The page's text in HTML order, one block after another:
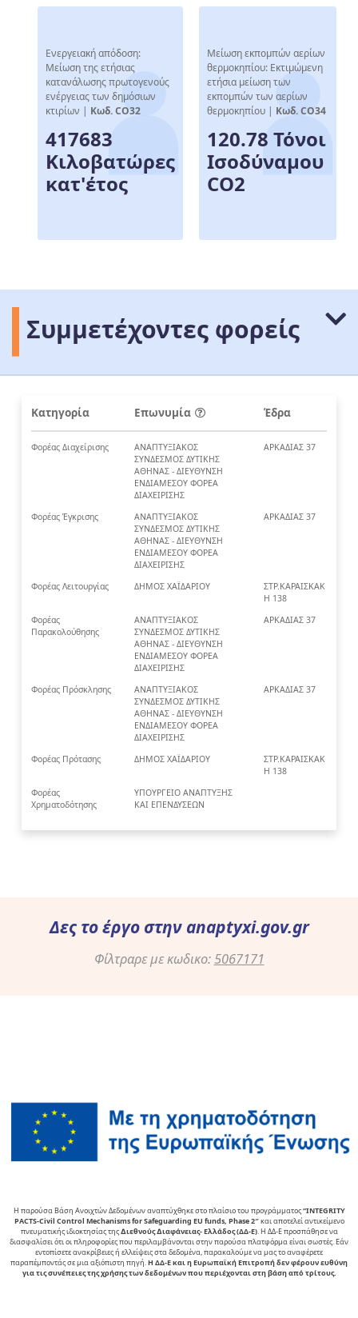
Ενεργειακή απόδοση:
Μείωση της ετήσιας
κατανάλωσης πρωτογενούς
ενέργειας των δημόσιων
κτιρίων | Κωδ. CO32
417683
Κιλοβατώρες
κατ'έτος
Μείωση εκπομπών αερίων
θερμοκηπίου: Εκτιμώμενη
ετήσια μείωση των
εκπομπών των αερίων
θερμοκηπίου | Κωδ. CO34
120.78 Τόνοι
Ισοδύναμου
CO2
Συμμετέχοντες φορείς
Κατηγορία Επωνυμία Έδρα
Φορέας Διαχείρισης
ΑΝΑΠΤΥΞΙΑΚΟΣ
ΣΥΝΔΕΣΜΟΣ ΔΥΤΙΚΗΣ
ΑΘΗΝΑΣ - ΔΙΕΥΘΥΝΣΗ
ΕΝΔΙΑΜΕΣΟΥ ΦΟΡΕΑ
ΔΙΑΧΕΙΡΙΣΗΣ
ΑΡΚΑΔΙΑΣ 37
Φορέας Έγκρισης
ΑΝΑΠΤΥΞΙΑΚΟΣ
ΣΥΝΔΕΣΜΟΣ ΔΥΤΙΚΗΣ
ΑΘΗΝΑΣ - ΔΙΕΥΘΥΝΣΗ
ΕΝΔΙΑΜΕΣΟΥ ΦΟΡΕΑ
ΔΙΑΧΕΙΡΙΣΗΣ
ΑΡΚΑΔΙΑΣ 37
Φορέας Λειτουργίας ΔΗΜΟΣ ΧΑΪΔΑΡΙΟΥ
ΣΤΡ.ΚΑΡΑΙΣΚΑΚ
Η 138
Φορέας
Παρακολούθησης
ΑΝΑΠΤΥΞΙΑΚΟΣ
ΣΥΝΔΕΣΜΟΣ ΔΥΤΙΚΗΣ
ΑΘΗΝΑΣ - ΔΙΕΥΘΥΝΣΗ
ΕΝΔΙΑΜΕΣΟΥ ΦΟΡΕΑ
ΔΙΑΧΕΙΡΙΣΗΣ
ΑΡΚΑΔΙΑΣ 37
Φορέας Πρόσκλησης
ΑΝΑΠΤΥΞΙΑΚΟΣ
ΣΥΝΔΕΣΜΟΣ ΔΥΤΙΚΗΣ
ΑΘΗΝΑΣ - ΔΙΕΥΘΥΝΣΗ
ΕΝΔΙΑΜΕΣΟΥ ΦΟΡΕΑ
ΔΙΑΧΕΙΡΙΣΗΣ
ΑΡΚΑΔΙΑΣ 37
Φορέας Πρότασης ΔΗΜΟΣ ΧΑΪΔΑΡΙΟΥ
ΣΤΡ.ΚΑΡΑΙΣΚΑΚ
Η 138
Φορέας
Χρηματοδότησης
ΥΠΟΥΡΓΕΙΟ ΑΝΑΠΤΥΞΗΣ
ΚΑΙ ΕΠΕΝΔΥΣΕΩΝ
Δες το έργο στην anaptyxi.gov.gr
Φίλτραρε με κωδικο:5067171
Η παρούσα Βάση Ανοιχτών Δεδομένων αναπτύχθηκε στο πλαίσιο του προγράμματος“INTEGRITY
PACTS-Civil Control Mechanisms for Safeguarding EU funds, Phase 2″και αποτελεί αντικείµενο
πνευµατικής ιδιοκτησίας της∆ιεθνούς ∆ιαφάνειας- Ελλάδος (ΔΔ-Ε). Η ΔΔ-Ε προσπάθησε να
διασφαλίσει ότι οι πληροφορίες που περιλαμβάνονται στην παρούσα πλατφόρμα είναι σωστές. Εάν
εντοπίσετε ανακρίβειες ή ελλείψεις στα δεδομένα, παρακαλούμε να μας το αναφέρετε
παραπέμποντάς σε μια αξιόπιστη πηγή.Η ΔΔ-Ε και η Ευρωπαϊκή Επιτροπή δεν φέρουν ευθύνη
για τις συνέπειες της χρήσης των δεδομένων που περιέχονται στη βάση από τρίτους.